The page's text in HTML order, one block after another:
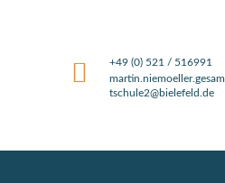
+49 (0) 521 / 516991
martin.niemoeller.gesam
tschule2@bielefeld.de